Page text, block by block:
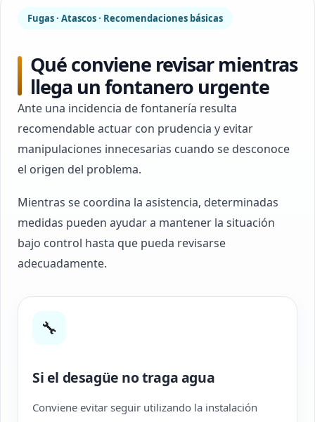
Fugas · Atascos · Recomendaciones básicas
Qué conviene revisar mientras
llega un fontanero urgente
Ante una incidencia de fontanería resulta
recomendable actuar con prudencia y evitar
manipulaciones innecesarias cuando se desconoce
el origen del problema.
Mientras se coordina la asistencia, determinadas
medidas pueden ayudar a mantener la situación
bajo control hasta que pueda revisarse
adecuadamente.
🔧
Si el desagüe no traga agua
Conviene evitar seguir utilizando la instalación